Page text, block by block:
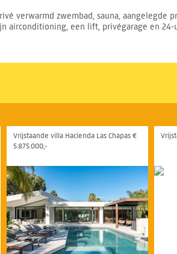
verwarmd zwembad, sauna,
airconditioning, een lift, privégarage en
Vrijstaande villa Hacienda Las Chapas €
5.875.000,-